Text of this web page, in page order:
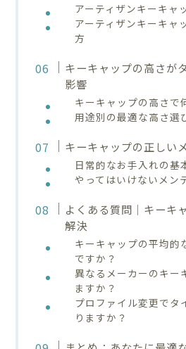
アーティザンキーキャ
アーティザンキーキャ
方
キーキャップの高さが
影響
キーキャップの高さで
用途別の最適な高さ選
キーキャップの正しい
日常的なお手入れの基
やってはいけないメン
よくある質問｜キーキ
解決
キーキャップの平均的
ですか？
異なるメーカーのキー
ますか？
プロファイル変更でタ
りますか？